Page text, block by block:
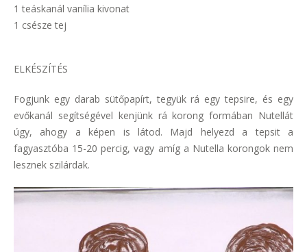
1 teáskanál vanília kivonat
1 csésze tej
ELKÉSZÍTÉS
Fogjunk egy darab sütőpapírt, tegyük rá egy tepsire, és egy
evőkanál segítségével kenjünk rá korong formában Nutellát
úgy, ahogy a képen is látod. Majd helyezd a tepsit a
fagyasztóba 15-20 percig, vagy amíg a Nutella korongok nem
lesznek szilárdak.